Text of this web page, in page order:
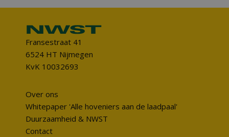
Fransestraat 41
6524 HT Nijmegen
KvK 10032693
Over ons
Whitepaper 'Alle hoveniers aan de laadpaal'
Duurzaamheid & NWST
Contact